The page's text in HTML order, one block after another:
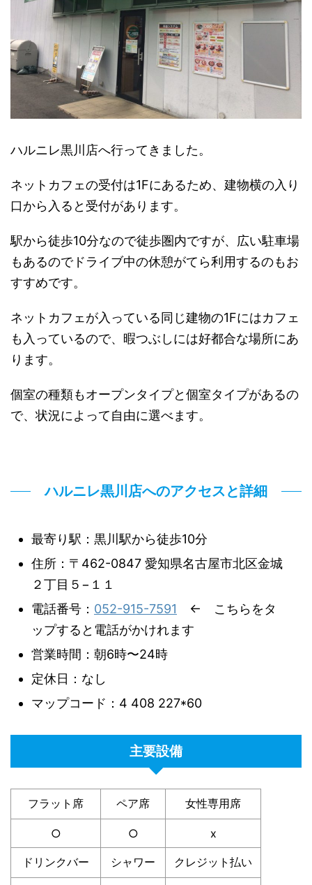
ハルニレ黒川店へ行ってきました。
ネットカフェの受付は1Fにあるため、建物横の入り
口から入ると受付があります。
駅から徒歩10分なので徒歩圏内ですが、広い駐車場
もあるのでドライブ中の休憩がてら利用するのもお
すすめです。
ネットカフェが入っている同じ建物の1Fにはカフェ
も入っているので、暇つぶしには好都合な場所にあ
ります。
個室の種類もオープンタイプと個室タイプがあるの
で、状況によって自由に選べます。
ハルニレ黒川店へのアクセスと詳細
最寄り駅：黒川駅から徒歩10分
住所：〒462-0847 愛知県名古屋市北区金城
２丁目５−１１
電話番号： 052-915-7591 ← こちらをタ
ップすると電話がかけれます
営業時間：朝6時〜24時
定休日：なし
マップコード：4 408 227*60
主要設備
フラット席 ペア席 女性専用席
○ ○ x
ドリンクバー シャワー クレジット払い